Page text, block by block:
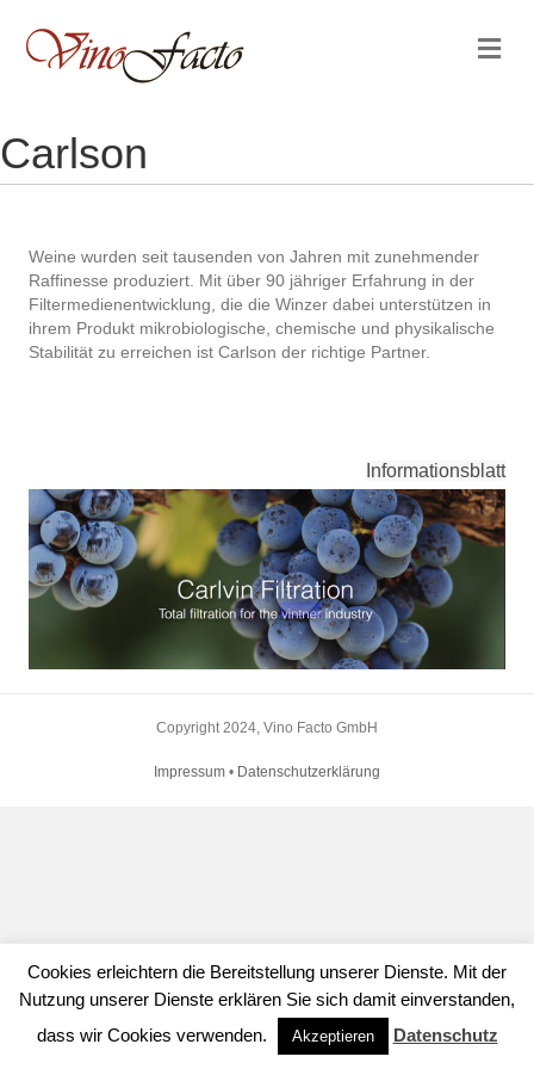
Carlson
Weine wurden seit tausenden von Jahren mit zunehmender
Raffinesse produziert. Mit über 90 jähriger Erfahrung in der
Filtermedienentwicklung, die die Winzer dabei unterstützen in
ihrem Produkt mikrobiologische, chemische und physikalische
Stabilität zu erreichen ist Carlson der richtige Partner.
Informationsblatt
Copyright 2024, Vino Facto GmbH
Impressum • Datenschutzerklärung
Cookies erleichtern die Bereitstellung unserer Dienste. Mit der
Nutzung unserer Dienste erklären Sie sich damit einverstanden,
dass wir Cookies verwenden.
Akzeptieren Datenschutz